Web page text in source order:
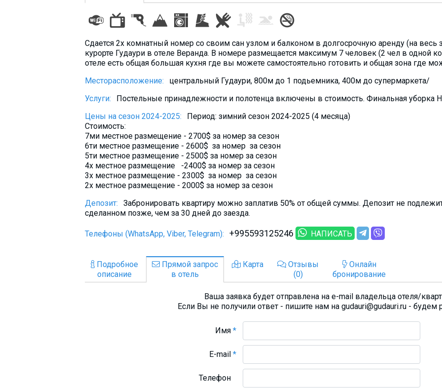
Сдается 2х комнатный номер со своим сан узлом и балконом в долгосрочную аренду (на
курорте Гудаури в отеле Веранда. В номере размещается максимум 7 человек (2 чел в одной
отеле есть общая большая кухня где вы можете самостоятельно готовить и общая зона где
Месторасположение:
центральный Гудаури, 800м до 1 подьемника, 400м до супермаркета/
Услуги:
Постельные принадлежности и полотенца включены в стоимость. Финальная уборка
Цены на сезон 2024-2025:
Период: зимний сезон 2024-2025 (4 месяца)
Стоимость:
7ми местное размещение - 2700$ за номер за сезон
6ти местное размещение - 2600$ за номер за сезон
5ти местное размещение - 2500$ за номер за сезон
4х местное размещение -2400$ за номер за сезон
3х местное размещение - 2300$ за номер за сезон
2х местное размещение - 2000$ за номер за сезон
Депозит:
Забронировать квартиру можно заплатив 50% от общей суммы. Депозит не
сделанном позже, чем за 30 дней до заезда.
Телефоны (WhatsApp, Viber, Telegram): +995593125246 НАПИСАТЬ
Подробное
описание
Прямой запрос
в отель
Карта
Отзывы
(0)
Онлайн
бронирование
Ваша заявка будет отправлена на e-mail владельца отеля/
Если Вы не получили ответ - пишите нам на gudauri@gudauri.ru - будем
Имя*
E-mail*
Телефон
Мобильная связь
Безопасность